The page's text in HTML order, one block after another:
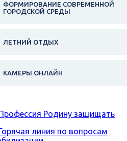
ФОРМИРОВАНИЕ СОВРЕМЕННОЙ
ГОРОДСКОЙ СРЕДЫ
ЛЕТНИЙ ОТДЫХ
КАМЕРЫ ОНЛАЙН